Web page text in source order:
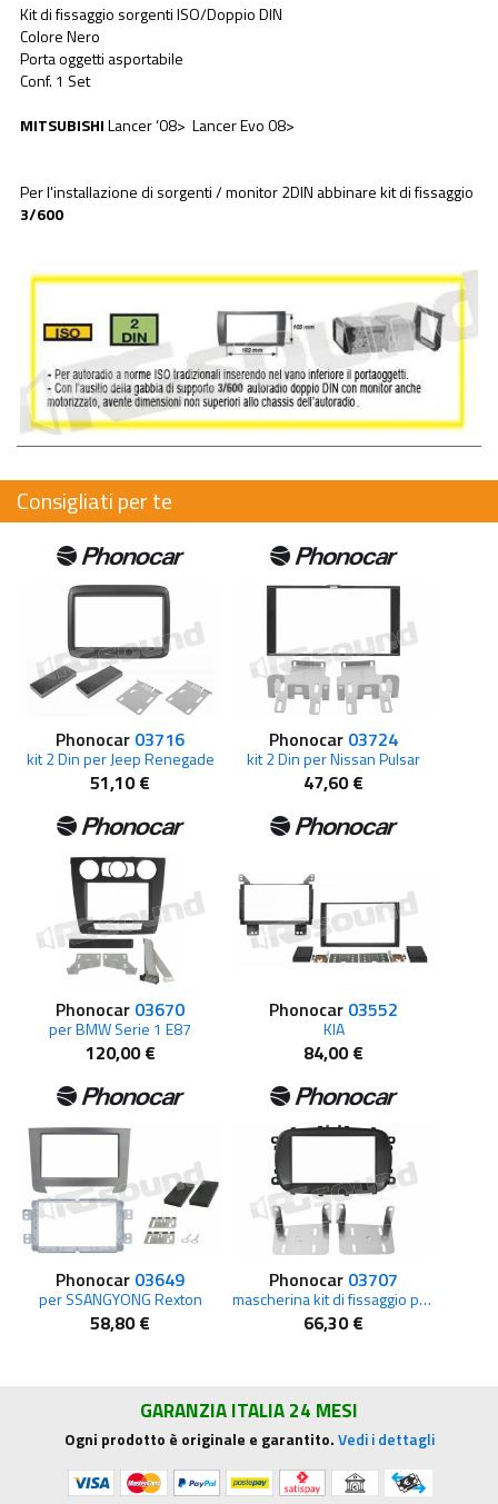
Kit di fissaggio sorgenti ISO/Doppio DIN
Colore Nero
Porta oggetti asportabile
Conf. 1 Set
MITSUBISHILancer ‘08> Lancer Evo 08>
Per l'installazione di sorgenti / monitor 2DIN abbinare kit di fissaggio
3/600
Consigliati per te
Phonocar 03716
kit 2 Din per Jeep Renegade
51,10 €
Phonocar 03724
kit 2 Din per Nissan Pulsar
47,60 €
Phonocar 03670
per BMW Serie 1 E87
120,00 €
Phonocar 03552
KIA
84,00 €
Phonocar 03649
per SSANGYONG Rexton
58,80 €
Phonocar 03707
mascherina kit di fissaggio per Fiat 500X
66,30 €
GARANZIA ITALIA 24 MESI
Ogni prodotto è originale e garantito.Vedi i dettagli